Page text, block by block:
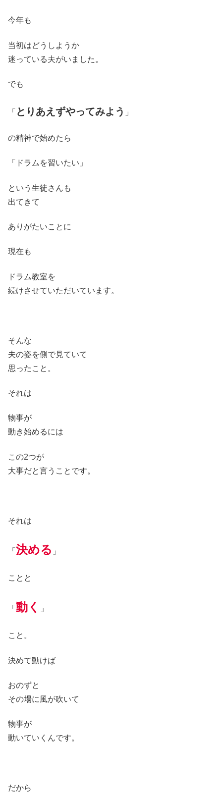
今年も
当初はどうしようか
迷っている夫がいました。
でも
「 とりあえずやってみよう 」
の精神で始めたら
「ドラムを習いたい」
という生徒さんも
出てきて
ありがたいことに
現在も
ドラム教室を
続けさせていただいています。
そんな
夫の姿を側で見ていて
思ったこと。
それは
物事が
動き始めるには
この2つが
大事だと言うことです。
それは
「 決める 」
ことと
「 動く 」
こと。
決めて動けば
おのずと
その場に風が吹いて
物事が
動いていくんです。
だから